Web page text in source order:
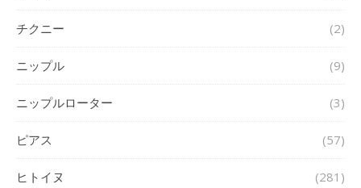
チクニー (2)
ニップル (9)
ニップルローター (3)
ピアス (57)
ヒトイヌ (281)